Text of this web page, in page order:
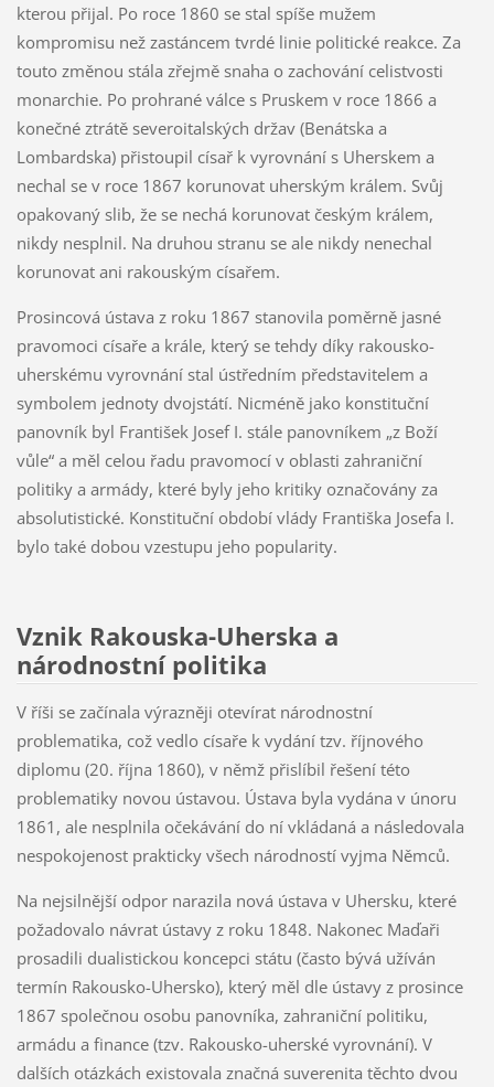
kterou přijal. Po roce 1860 se stal spíše mužem
kompromisu než zastáncem tvrdé linie politické reakce. Za
touto změnou stála zřejmě snaha o zachování celistvosti
monarchie. Po prohrané válce s Pruskem v roce 1866 a
konečné ztrátě severoitalských držav (Benátska a
Lombardska) přistoupil císař k vyrovnání s Uherskem a
nechal se v roce 1867 korunovat uherským králem. Svůj
opakovaný slib, že se nechá korunovat českým králem,
nikdy nesplnil. Na druhou stranu se ale nikdy nenechal
korunovat ani rakouským císařem.
Prosincová ústava z roku 1867 stanovila poměrně jasné
pravomoci císaře a krále, který se tehdy díky rakousko-
uherskému vyrovnání stal ústředním představitelem a
symbolem jednoty dvojstátí. Nicméně jako konstituční
panovník byl František Josef I. stále panovníkem „z Boží
vůle“ a měl celou řadu pravomocí v oblasti zahraniční
politiky a armády, které byly jeho kritiky označovány za
absolutistické. Konstituční období vlády Františka Josefa I.
bylo také dobou vzestupu jeho popularity.
Vznik Rakouska-Uherska a
národnostní politika
V říši se začínala výrazněji otevírat národnostní
problematika, což vedlo císaře k vydání tzv. říjnového
diplomu (20. října 1860), v němž přislíbil řešení této
problematiky novou ústavou. Ústava byla vydána v únoru
1861, ale nesplnila očekávání do ní vkládaná a následovala
nespokojenost prakticky všech národností vyjma Němců.
Na nejsilnější odpor narazila nová ústava v Uhersku, které
požadovalo návrat ústavy z roku 1848. Nakonec Maďaři
prosadili dualistickou koncepci státu (často bývá užíván
termín Rakousko-Uhersko), který měl dle ústavy z prosince
1867 společnou osobu panovníka, zahraniční politiku,
armádu a finance (tzv. Rakousko-uherské vyrovnání). V
dalších otázkách existovala značná suverenita těchto dvou